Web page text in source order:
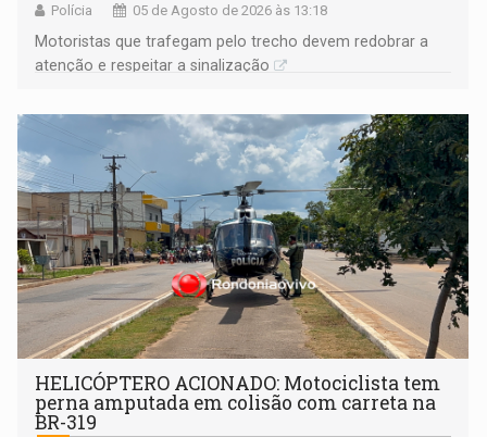
Polícia 05 de Agosto de 2026 às 13:18
​Motoristas que trafegam pelo trecho devem redobrar a
atenção e respeitar a sinalização
HELICÓPTERO ACIONADO: Motociclista tem
perna amputada em colisão com carreta na
BR-319